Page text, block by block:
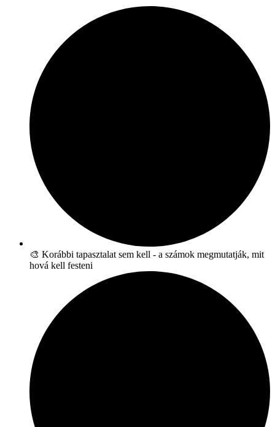
🎨 Korábbi tapasztalat sem kell - a számok megmutatják, mit
hová kell festeni